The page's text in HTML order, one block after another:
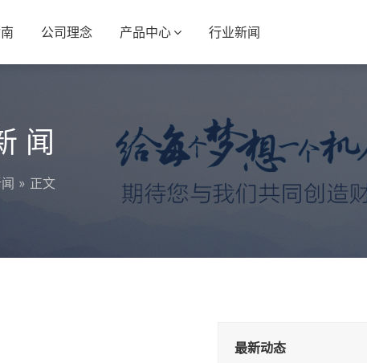
公司理念 产品中心 行业新闻
闻
» 正文
最新动态